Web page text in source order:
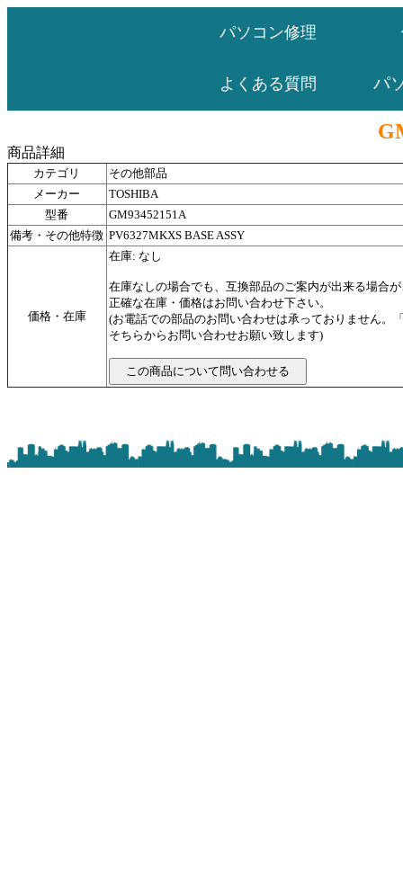
パソコン修理
よくある質問 パ
商品詳細
カテゴリ
その他部品
メーカー
TOSHIBA
型番
GM93452151A
備考・その他特徴 PV6327MKXS BASE ASSY
価格・在庫
在庫: なし
在庫なしの場合でも、互換部品のご案内が出来る場合
正確な在庫・価格はお問い合わせ下さい。
(お電話での部品のお問い合わせは承っておりません。
そちらからお問い合わせお願い致します)